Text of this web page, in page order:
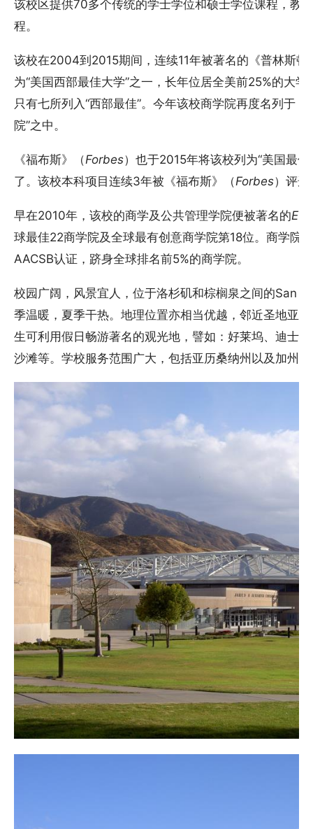
该校区提供70多个传统的学士学位和硕士学位课程，教
程。
该校在2004到2015期间，连续11年被著名的《普林斯顿
为“美国西部最佳大学”之一，长年位居全美前25%的大
只有七所列入“西部最佳”。今年该校商学院再度名列于
院”之中。
《福布斯》（Forbes）也于2015年将该校列为“美国最
了。该校本科项目连续3年被《福布斯》（Forbes）评选
早在2010年，该校的商学及公共管理学院便被著名的
球最佳22商学院及全球最有创意商学院第18位。商学院
AACSB认证，跻身全球排名前5%的商学院。
校园广阔，风景宜人，位于洛杉矶和棕榈泉之间的San
季温暖，夏季干热。地理位置亦相当优越，邻近圣地亚
生可利用假日畅游著名的观光地，譬如：好莱坞、迪士
沙滩等。学校服务范围广大，包括亚历桑纳州以及加州